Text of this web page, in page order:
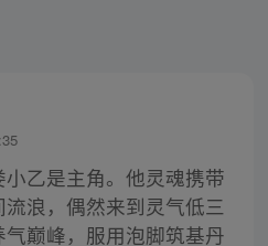
小乙是主角。他灵魂携带
浪，偶然来到灵气低三
巅峰，服用泡脚筑基丹